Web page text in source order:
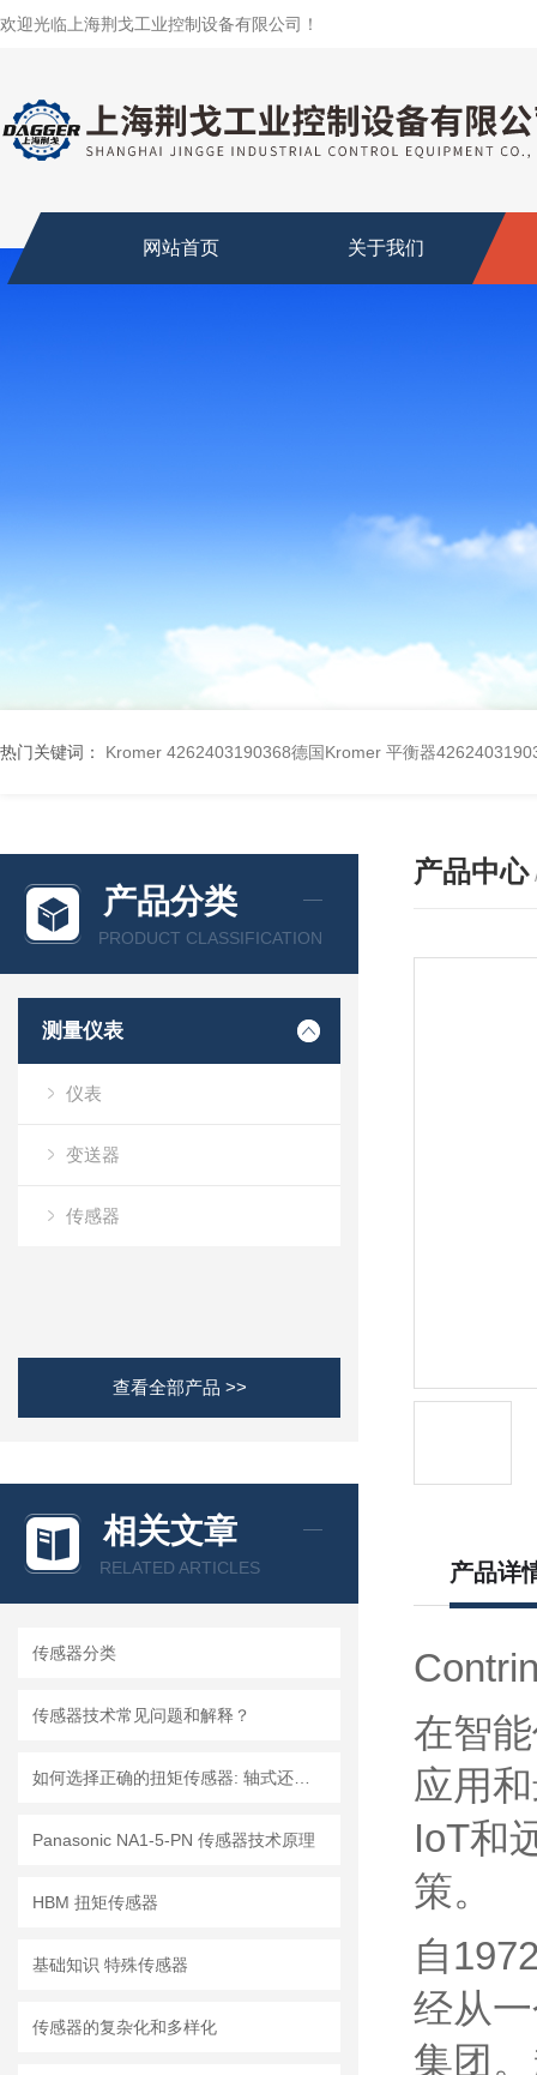
欢迎光临上海荆戈工业控制设备有限公司！
网站首页 关于我们
热门关键词： Kromer 4262403190368德国Kromer 平衡器
产品分类
PRODUCT CLASSIFICATION
测量仪表
仪表
变送器
传感器
查看全部产品 >>
相关文章
RELATED ARTICLES
传感器分类
传感器技术常见问题和解释？
Panasonic NA1-5-PN 传感器技术原理
HBM 扭矩传感器
基础知识 特殊传感器
传感器的复杂化和多样化
产品中心
产品详
在智
应用
IoT和
策。
自
经从
集团